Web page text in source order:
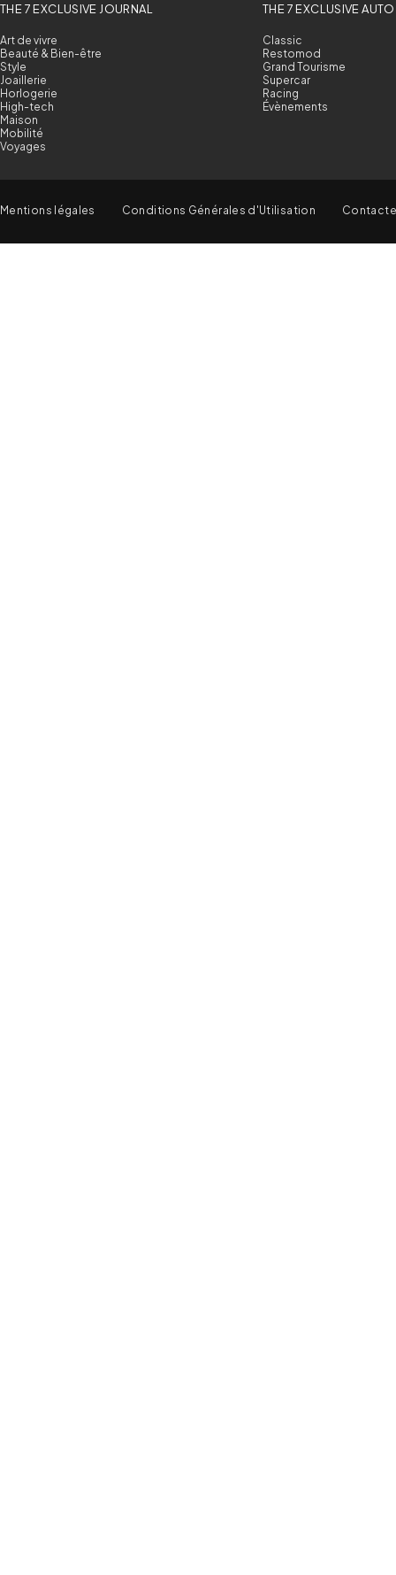
THE 7 EXCLUSIVE JOURNAL
Art de vivre
Beauté & Bien-être
Style
Joaillerie
Horlogerie
High-tech
Maison
Mobilité
Voyages
THE 7 EXCLUSIVE AUTO
Classic
Restomod
Grand Tourisme
Supercar
Racing
Évènements
Mentions légales Conditions Générales d'Utilisation